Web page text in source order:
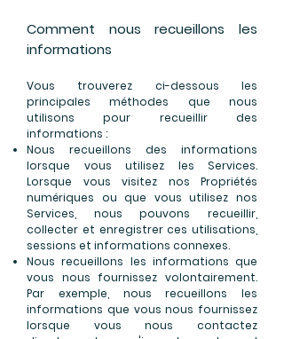
Comment nous recueillons les
informations
Vous trouverez ci-dessous les
principales méthodes que nous
utilisons pour recueillir des
informations :
Nous recueillons des informations
lorsque vous utilisez les Services.
Lorsque vous visitez nos Propriétés
numériques ou que vous utilisez nos
Services, nous pouvons recueillir,
collecter et enregistrer ces utilisations,
sessions et informations connexes.
Nous recueillons les informations que
vous nous fournissez volontairement.
Par exemple, nous recueillons les
informations que vous nous fournissez
lorsque vous nous contactez